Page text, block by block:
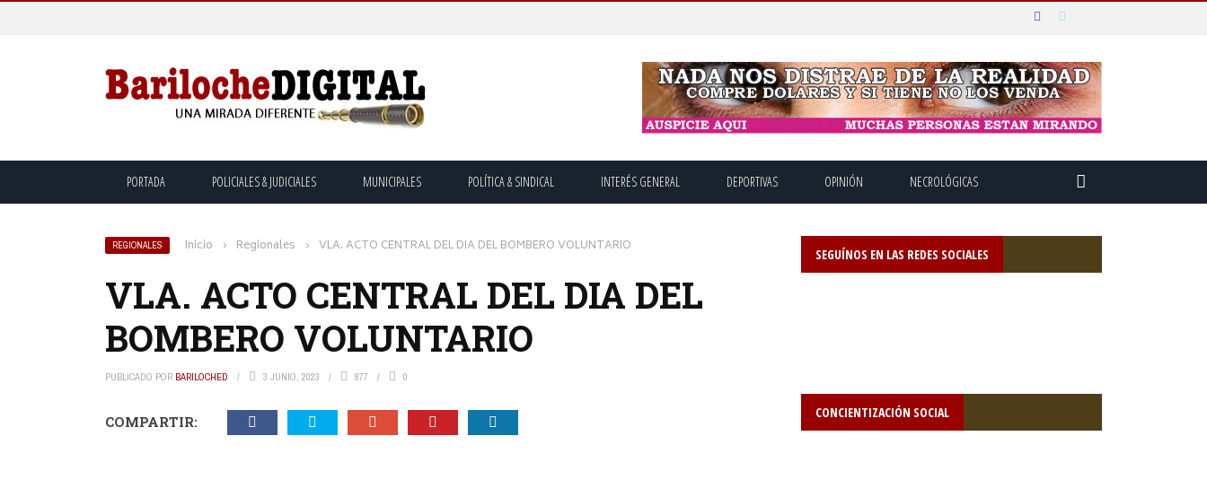
PORTADA POLICIALES & JUDICIALES MUNICIPALES POLÍTICA & SINDICAL INTERÉS GENERAL DEPORTIVAS OPINIÓN NECROLÓGICAS
REGIONALES Inicio › Regionales › VLA. ACTO CENTRAL DEL DIA DEL BOMBERO VOLUNTARIO
VLA. ACTO CENTRAL DEL DIA DEL
BOMBERO VOLUNTARIO
PUBLICADO POR BARILOCHED 3 JUNIO, 2023 877 0
COMPARTIR:
SEGUÍNOS EN LAS REDES SOCIALES
CONCIENTIZACIÓN SOCIAL